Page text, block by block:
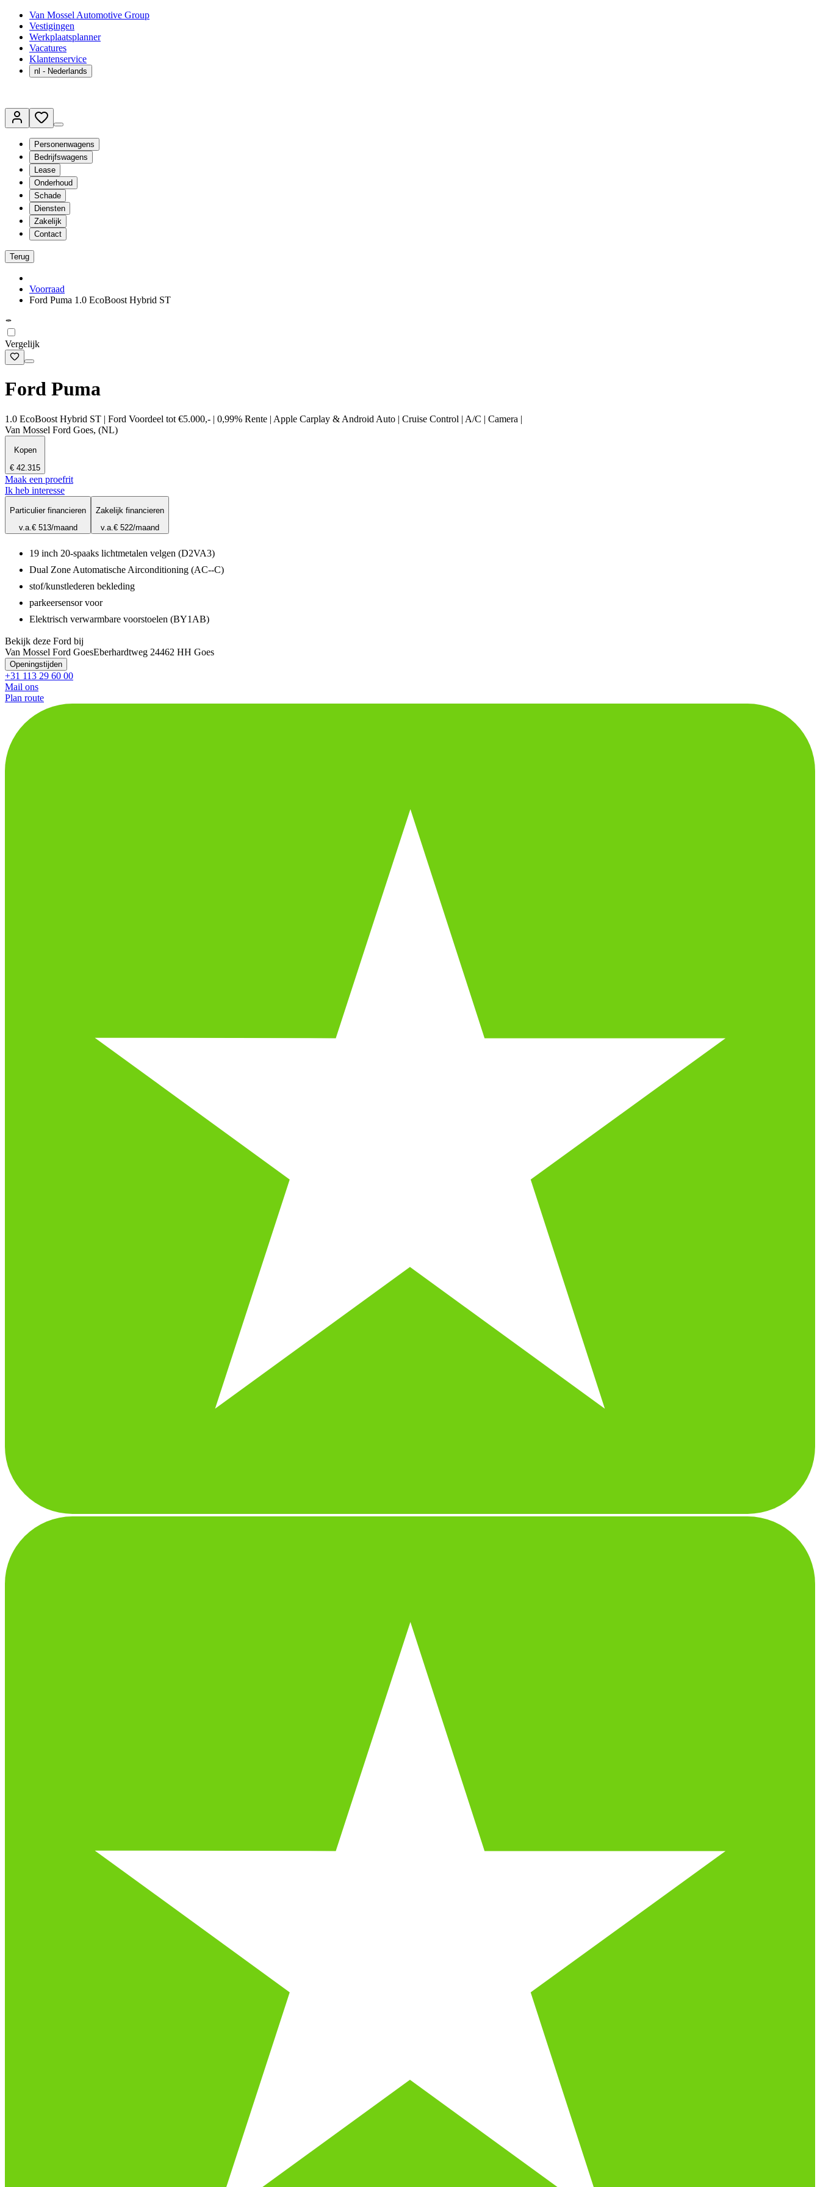
Van Mossel Automotive Group
Vestigingen
Werkplaatsplanner
Vacatures
Klantenservice
nl - Nederlands
Personenwagens
Bedrijfswagens
Lease
Onderhoud
Schade
Diensten
Zakelijk
Contact
Terug
Voorraad
Ford Puma 1.0 EcoBoost Hybrid ST
Vergelijk
Ford Puma
1.0 EcoBoost Hybrid ST | Ford Voordeel tot €5.000,- | 0,99% Rente | Apple Carplay & Android Auto | Cruise Control | A/C | Camera |
Van Mossel Ford Goes, (NL)
Kopen
€ 42.315
Maak een proefrit
Ik heb interesse
Particulier financieren
v.a.€ 513/maand
Zakelijk financieren
v.a.€ 522/maand
19 inch 20-spaaks lichtmetalen velgen (D2VA3)
Dual Zone Automatische Airconditioning (AC--C)
stof/kunstlederen bekleding
parkeersensor voor
Elektrisch verwarmbare voorstoelen (BY1AB)
Bekijk deze Ford bij
Van Mossel Ford GoesEberhardtweg 24462 HH Goes
Openingstijden
+31 113 29 60 00
Mail ons
Plan route